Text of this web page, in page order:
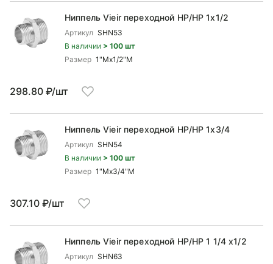
Ниппель Vieir переходной НР/НР 1x1/2
Артикул SHN53
В наличии > 100 шт
Размер 1"Mx1/2"М
298.80 ₽/шт
Ниппель Vieir переходной НР/НР 1x3/4
Артикул SHN54
В наличии > 100 шт
Размер 1"Mx3/4"М
307.10 ₽/шт
Ниппель Vieir переходной НР/НР 1 1/4 x1/2
Артикул SHN63